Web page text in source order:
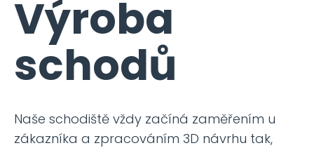
Výroba
schodů
Naše schodiště vždy začíná zaměřením u
zákazníka a zpracováním 3D návrhu tak,